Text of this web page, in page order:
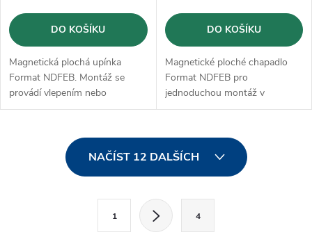
DO KOŠÍKU
Magnetická plochá upínka
Format NDFEB. Montáž se
provádí vlepením nebo
zalisováním
DO KOŠÍKU
Magnetické ploché chapadlo
Format NDFEB pro
jednoduchou montáž v
přípravcích
NAČÍST 12 DALŠÍCH
1 4